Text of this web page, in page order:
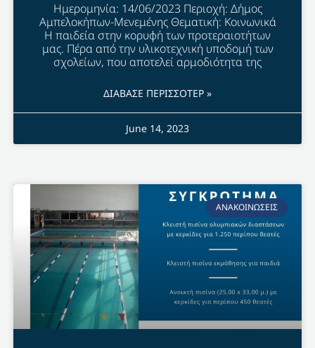
Ημερομηνία: 14/06/2023 Περιοχή: Δήμος
Αμπελοκήπων-Μενεμένης Θεματική: Κοινωνικά
Η παιδεία στην κορυφή των προτεραιοτήτων
μας. Πέρα από την υλικοτεχνική υποδομή των
σχολείων, που αποτελεί αρμοδιότητα της
ΔΙΑΒΑΣΕ ΠΕΡΙΣΣΟΤΕΡ »
June 14, 2023
ΑΝΑΚΟΙΝΩΣΕΙΣ